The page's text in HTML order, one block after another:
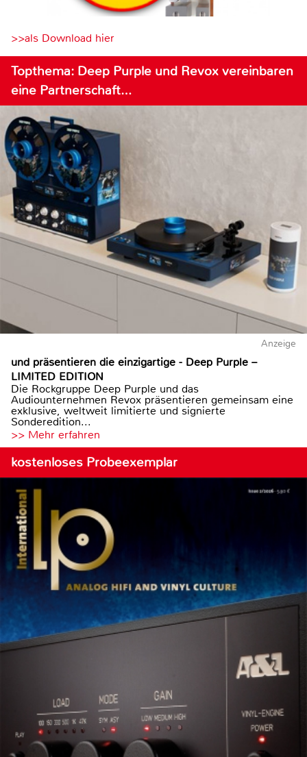
>>als Download hier
Topthema: Deep Purple und Revox vereinbaren
eine Partnerschaft…
Anzeige
und präsentieren die einzigartige - Deep Purple –
LIMITED EDITION
Die Rockgruppe Deep Purple und das
Audiounternehmen Revox präsentieren gemeinsam eine
exklusive, weltweit limitierte und signierte
Sonderedition...
>> Mehr erfahren
kostenloses Probeexemplar